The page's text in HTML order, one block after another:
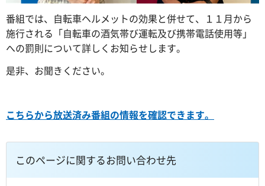
番組では、自転車ヘルメットの効果と併せて、１１月から
施行される「自転車の酒気帯び運転及び携帯電話使用等」
への罰則について詳しくお知らせします。
是非、お聞きください。
こちらから放送済み番組の情報を確認できます。
このページに関するお問い合わせ先